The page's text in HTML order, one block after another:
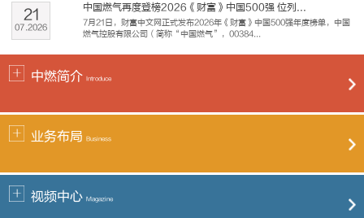
中国燃气再度登榜2026《财富》中国500强 位列...
7月21日，财富中文网正式发布2026年《财富》中国500强年度榜单，中国
燃气控股有限公司（简称“中国燃气”，00384...
07.2026
21
中燃简介 Introduce
业务布局 Business
视频中心 Magazine